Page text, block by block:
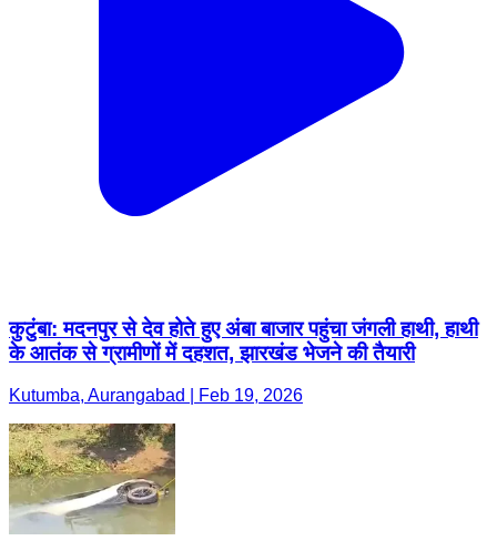
कुटुंबा: मदनपुर से देव होते हुए अंबा बाजार पहुंचा जंगली हाथी, हाथी
के आतंक से ग्रामीणों में दहशत, झारखंड भेजने की तैयारी
Kutumba, Aurangabad | Feb 19, 2026